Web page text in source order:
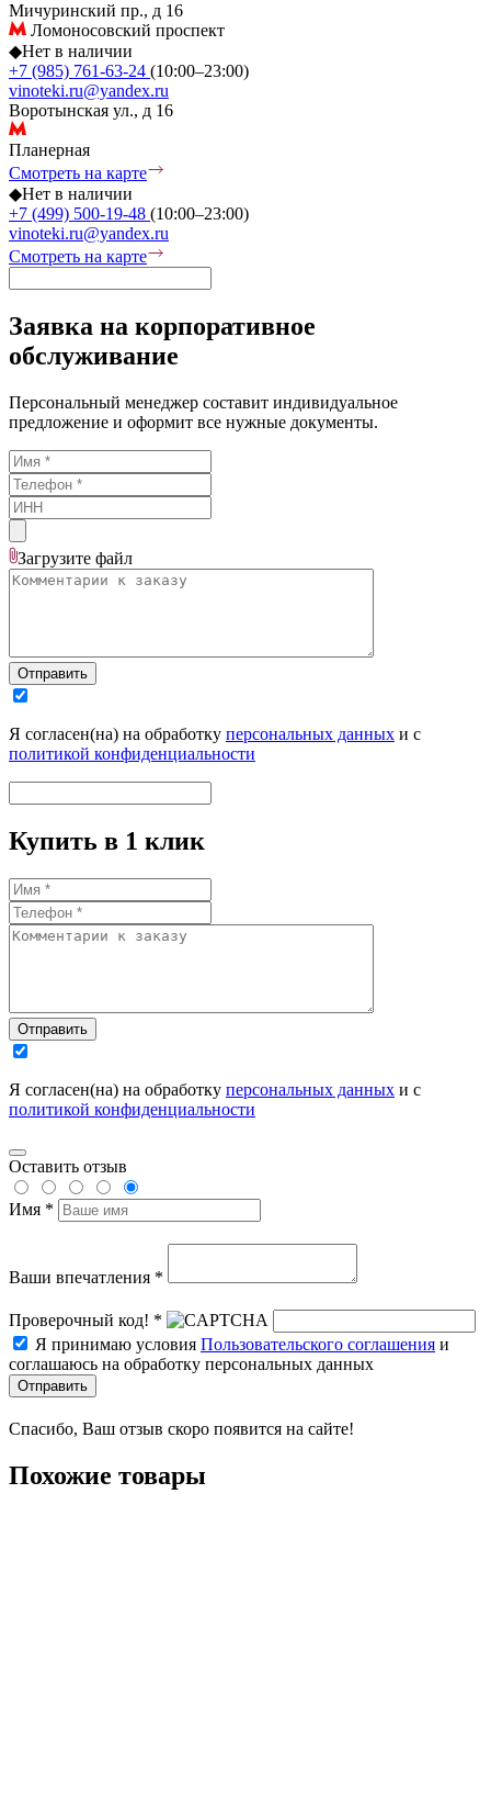
Мичуринский пр., д 16
Ломоносовский проспект
◆Нет в наличии
+7 (985) 761-63-24 (10:00–23:00)
vinoteki.ru@yandex.ru
Воротынская ул., д 16
Планерная
Смотреть на карте
◆Нет в наличии
+7 (499) 500-19-48 (10:00–23:00)
vinoteki.ru@yandex.ru
Смотреть на карте
Заявка на корпоративное
обслуживание
Персональный менеджер составит индивидуальное
предложение и оформит все нужные документы.
Загрузите файл
Отправить
Я согласен(на) на обработку персональных данных и с
политикой конфиденциальности
Купить в 1 клик
Отправить
Я согласен(на) на обработку персональных данных и с
политикой конфиденциальности
Оставить отзыв
Имя *
Ваши впечатления *
Проверочный код! *
Я принимаю условия Пользовательского соглашения и
соглашаюсь на обработку персональных данных
Отправить
Спасибо, Ваш отзыв скоро появится на сайте!
Похожие товары